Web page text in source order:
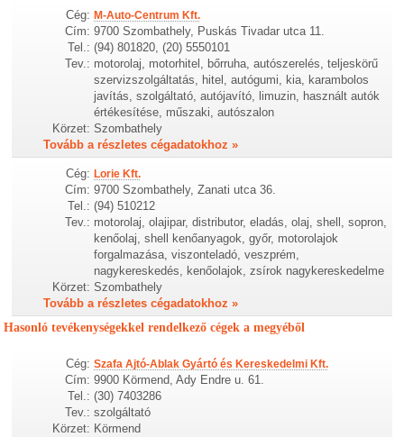
Cég: M-Auto-Centrum Kft.
Cím: 9700 Szombathely, Puskás Tivadar utca 11.
Tel.: (94) 801820, (20) 5550101
Tev.: motorolaj, motorhitel, bőrruha, autószerelés, teljeskörű
szervizszolgáltatás, hitel, autógumi, kia, karambolos
javítás, szolgáltató, autójavító, limuzin, használt autók
értékesítése, műszaki, autószalon
Körzet: Szombathely
Tovább a részletes cégadatokhoz »
Cég: Lorie Kft.
Cím: 9700 Szombathely, Zanati utca 36.
Tel.: (94) 510212
Tev.: motorolaj, olajipar, distributor, eladás, olaj, shell, sopron,
kenőolaj, shell kenőanyagok, győr, motorolajok
forgalmazása, viszonteladó, veszprém,
nagykereskedés, kenőolajok, zsírok nagykereskedelme
Körzet: Szombathely
Tovább a részletes cégadatokhoz »
Hasonló tevékenységekkel rendelkező cégek a megyéből
Cég: Szafa Ajtó-Ablak Gyártó és Kereskedelmi Kft.
Cím: 9900 Körmend, Ady Endre u. 61.
Tel.: (30) 7403286
Tev.: szolgáltató
Körzet: Körmend